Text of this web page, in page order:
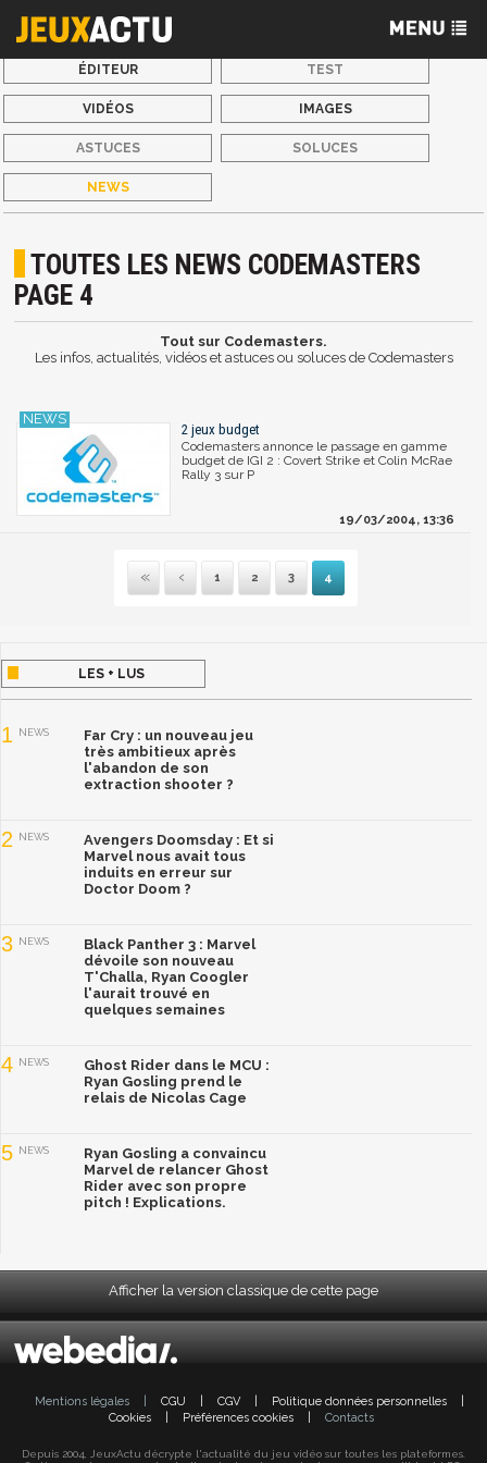
ÉDITEUR TEST
VIDÉOS IMAGES
ASTUCES SOLUCES
NEWS
TOUTES LES NEWS CODEMASTERS
PAGE 4
Tout sur Codemasters.
Les infos, actualités, vidéos et astuces ou soluces de Codemasters
2 jeux budget
Codemasters annonce le passage en gamme
budget de IGI 2 : Covert Strike et Colin McRae
Rally 3 sur P
19/03/2004, 13:36
Première
Précédente
1 2 3 4
LES + LUS
1 NEWS
Far Cry : un nouveau jeu
très ambitieux après
l'abandon de son
extraction shooter ?
2 NEWS
Avengers Doomsday : Et si
Marvel nous avait tous
induits en erreur sur
Doctor Doom ?
3 NEWS
Black Panther 3 : Marvel
dévoile son nouveau
T'Challa, Ryan Coogler
l'aurait trouvé en
quelques semaines
4 NEWS
Ghost Rider dans le MCU :
Ryan Gosling prend le
relais de Nicolas Cage
5 NEWS
Ryan Gosling a convaincu
Marvel de relancer Ghost
Rider avec son propre
pitch ! Explications.
Afficher la version classique de cette page
Mentions légales CGU CGV Politique données personnelles
Cookies
Préférences cookies Contacts
Depuis 2004, JeuxActu décrypte l'actualité du jeu vidéo sur toutes les plateformes.